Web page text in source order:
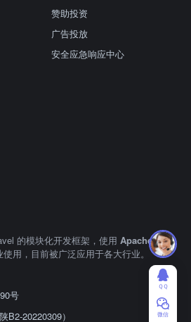
赞助投资
广告投放
安全应急响应中心
的模块化开发框架，使用 Apache2.0
用，目前被广泛应用于各大行业。
号
B2-20220309）
ＱＱ
微信